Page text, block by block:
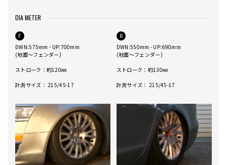
DIA METER
F
DWN:575mm - UP:700mm
(地面～フェンダー)
ストローク：約120㎜
計測サイズ： 215/45-17
R
DWN:550mm - UP:690mm
(地面～フェンダー)
ストローク：約130㎜
計測サイズ： 215/45-17